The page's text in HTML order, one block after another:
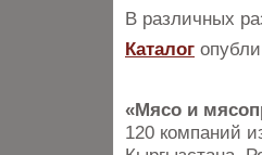
В различных
Каталог
«Мясо и
120 компаний